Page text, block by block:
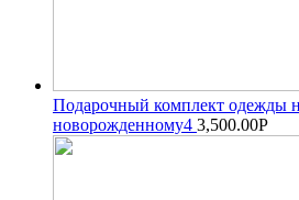
Подарочный комплект одежды
новорожденному4 3,500.00Р